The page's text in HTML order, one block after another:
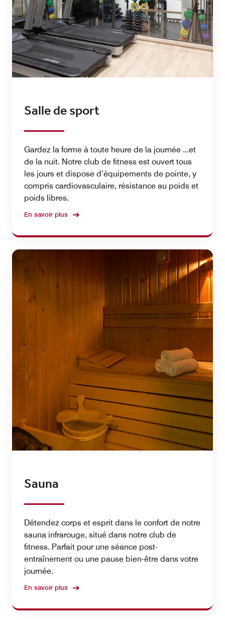
Salle de sport
Gardez la forme à toute heure de la journée ...et
de la nuit. Notre club de fitness est ouvert tous
les jours et dispose d’équipements de pointe, y
compris cardiovasculaire, résistance au poids et
poids libres.
En savoir plus
Sauna
Détendez corps et esprit dans le confort de notre
sauna infrarouge, situé dans notre club de
fitness. Parfait pour une séance post-
entraînement ou une pause bien-être dans votre
journée.
En savoir plus